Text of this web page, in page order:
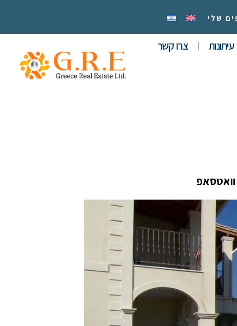
שלי
עיתונות צרו קשר
וואטסאפ